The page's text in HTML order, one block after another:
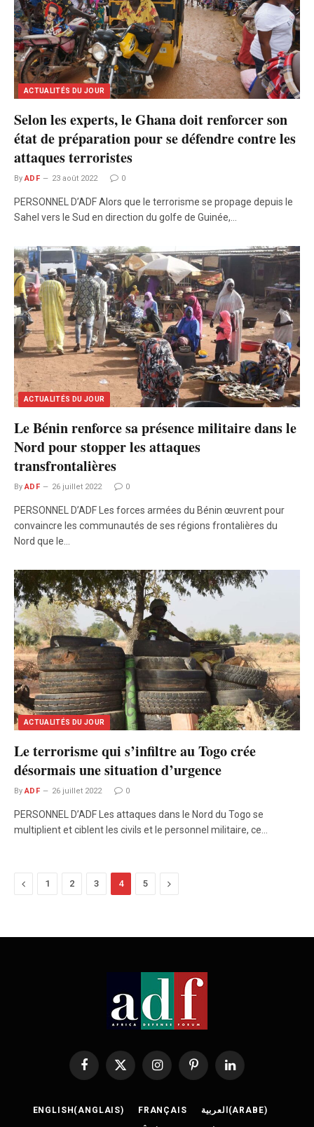
ACTUALITÉS DU JOUR
Selon les experts, le Ghana doit renforcer son
état de préparation pour se défendre contre les
attaques terroristes
By ADF 23 août 2022 0
PERSONNEL D’ADF Alors que le terrorisme se propage depuis le
Sahel vers le Sud en direction du golfe de Guinée,…
ACTUALITÉS DU JOUR
Le Bénin renforce sa présence militaire dans le
Nord pour stopper les attaques
transfrontalières
By ADF 26 juillet 2022 0
PERSONNEL D’ADF Les forces armées du Bénin œuvrent pour
convaincre les communautés de ses régions frontalières du
Nord que le…
ACTUALITÉS DU JOUR
Le terrorisme qui s’infiltre au Togo crée
désormais une situation d’urgence
By ADF 26 juillet 2022 0
PERSONNEL D’ADF Les attaques dans le Nord du Togo se
multiplient et ciblent les civils et le personnel militaire, ce…
Previous
1 2 3 4 5 Next
Facebook
X
InstagramPinterestLinkedIn
ENGLISH (ANGLAIS) FRANÇAIS العربية (ARABE)